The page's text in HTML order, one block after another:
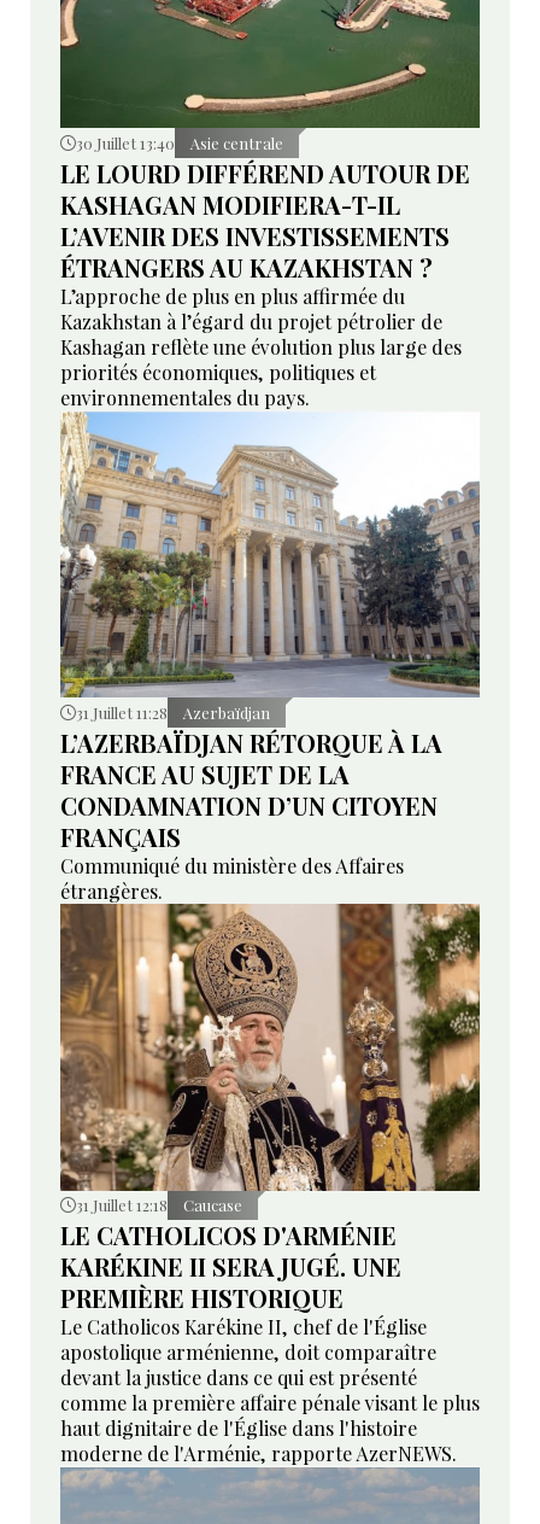
30 Juillet 13:40 Asie centrale
LE LOURD DIFFÉREND AUTOUR DE
KASHAGAN MODIFIERA-T-IL
L’AVENIR DES INVESTISSEMENTS
ÉTRANGERS AU KAZAKHSTAN ?
L’approche de plus en plus affirmée du
Kazakhstan à l’égard du projet pétrolier de
Kashagan reflète une évolution plus large des
priorités économiques, politiques et
environnementales du pays.
31 Juillet 11:28 Azerbaïdjan
L’AZERBAÏDJAN RÉTORQUE À LA
FRANCE AU SUJET DE LA
CONDAMNATION D’UN CITOYEN
FRANÇAIS
Communiqué du ministère des Affaires
étrangères.
31 Juillet 12:18 Caucase
LE CATHOLICOS D'ARMÉNIE
KARÉKINE II SERA JUGÉ. UNE
PREMIÈRE HISTORIQUE
Le Catholicos Karékine II, chef de l'Église
apostolique arménienne, doit comparaître
devant la justice dans ce qui est présenté
comme la première affaire pénale visant le plus
haut dignitaire de l'Église dans l'histoire
moderne de l'Arménie, rapporte AzerNEWS.